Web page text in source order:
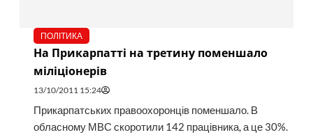
ПОЛІТИКА
На Прикарпатті на третину поменшало
міліціонерів
13/10/2011 15:24
Прикарпатських правоохоронців поменшало. В
обласному МВС скоротили 142 працівника, а це 30%.